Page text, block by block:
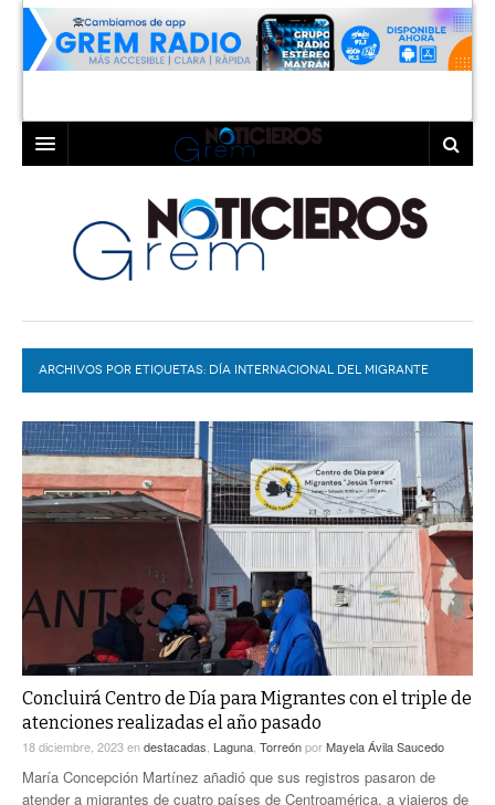
LAGUNA
TORREÓN
GÓMEZ PALACIO
LERDO
COAHUILA
DURANGO
DEPORTES
EXA
EL EXACTO
GLOBO
TRAYECTO LAGUNA
A MEDIA MAÑANA
A TODA LEY
DIÁLOGOS CON LA HISTORIA
TWEETS AND BEATS
LA MEJOR 97.1 ESTÉREO GALLITO
ACTUALIDADES GREM
PULSO
LA MEJOR INFORMACIÓN
COLABORADORES
PC29
ACTUALIDADES GREM
ARCHIVOS POR ETIQUETAS: DÍA INTERNACIONAL DEL MIGRANTE
Concluirá Centro de Día para Migrantes con el triple de
atenciones realizadas el año pasado
18 diciembre, 2023endestacadas Laguna TorreónporMayela Ávila Saucedo
María Concepción Martínez añadió que sus registros pasaron de
atender a migrantes de cuatro países de Centroamérica, a viajeros de